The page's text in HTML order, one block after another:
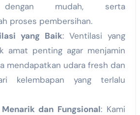
dengan mudah, serta
proses pembersihan.
yang Baik: Ventilasi yang
amat penting agar menjamin
mendapatkan udara fresh dan
kelembapan yang terlalu
Menarik dan Fungsional: Kami